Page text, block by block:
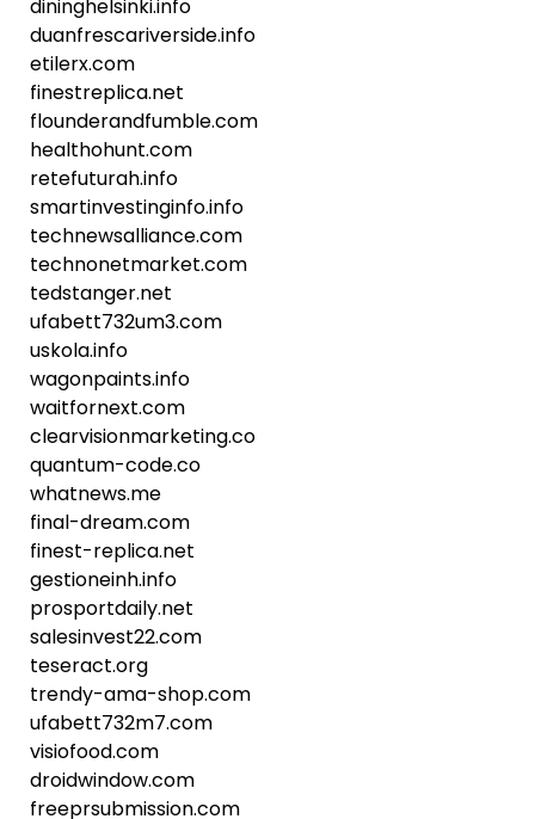
dininghelsinki.info
duanfrescariverside.info
etilerx.com
finestreplica.net
flounderandfumble.com
healthohunt.com
retefuturah.info
smartinvestinginfo.info
technewsalliance.com
technonetmarket.com
tedstanger.net
ufabett732um3.com
uskola.info
wagonpaints.info
waitfornext.com
clearvisionmarketing.co
quantum-code.co
whatnews.me
final-dream.com
finest-replica.net
gestioneinh.info
prosportdaily.net
salesinvest22.com
teseract.org
trendy-ama-shop.com
ufabett732m7.com
visiofood.com
droidwindow.com
freeprsubmission.com